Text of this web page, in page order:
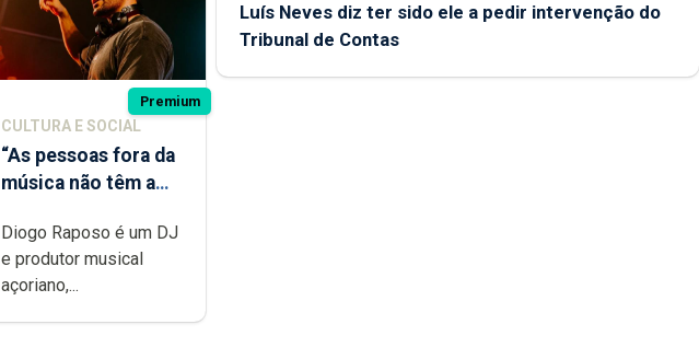
Premium
CULTURA E SOCIAL
“As pessoas fora da
música não têm a
difícil é produzir
uma música”
Diogo Raposo é um DJ
e produtor musical
açoriano,...
Luís Neves diz ter sido ele a pedir intervenção do
Tribunal de Contas